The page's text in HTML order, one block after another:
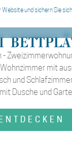
und sichern Sie
-
mit
und
Dusche und
ENTDECKEN